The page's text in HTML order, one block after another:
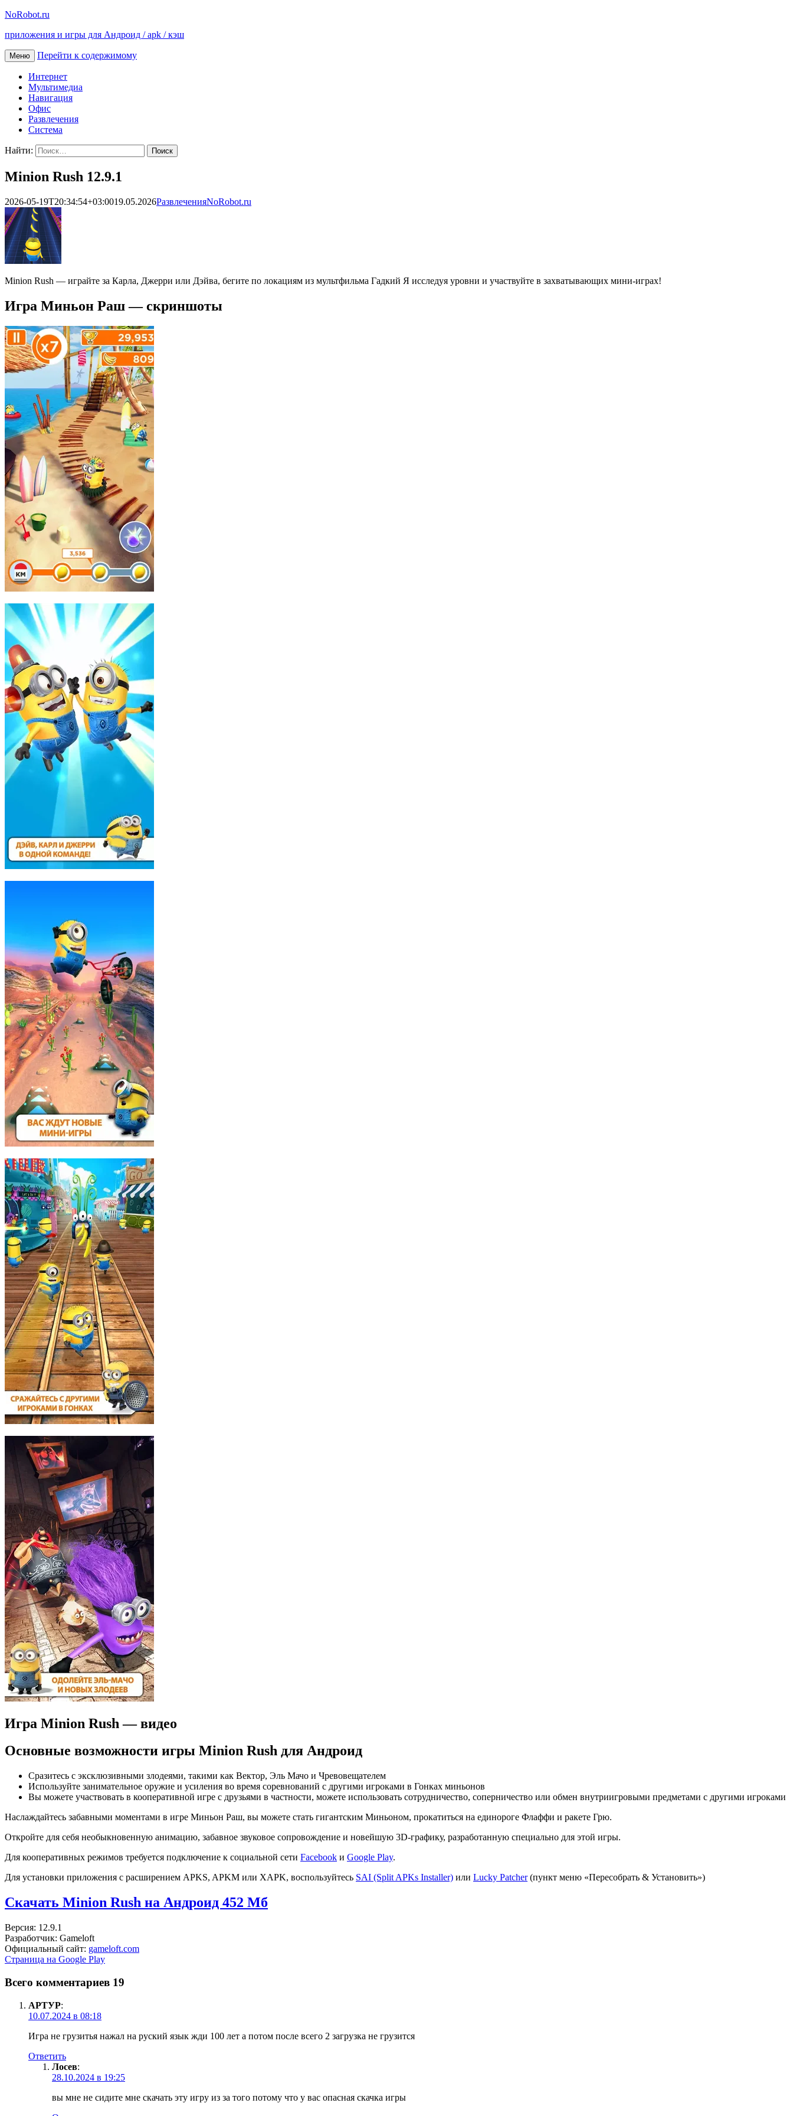
NoRobot.ru
приложения и игры для Андроид / apk / кэш
Меню Перейти к содержимому
Интернет
Мультимедиа
Навигация
Офис
Развлечения
Система
Найти:
Minion Rush 12.9.1
2026-05-19T20:34:54+03:0019.05.2026РазвлеченияNoRobot.ru
Minion Rush — играйте за Карла, Джерри или Дэйва, бегите по локациям из мультфильма Гадкий Я исследуя уровни и участвуйте в захватывающих мини-играх!
Игра Миньон Раш — скриншоты
Игра Minion Rush — видео
Основные возможности игры Minion Rush для Андроид
Сразитесь с эксклюзивными злодеями, такими как Вектор, Эль Мачо и Чревовещателем
Используйте занимательное оружие и усиления во время соревнований с другими игроками в Гонках миньонов
Вы можете участвовать в кооперативной игре с друзьями в частности, можете использовать сотрудничество, соперничество или обмен внутриигровыми предметами с другими игроками
Наслаждайтесь забавными моментами в игре Миньон Раш, вы можете стать гигантским Миньоном, прокатиться на единороге Флаффи и ракете Грю.
Откройте для себя необыкновенную анимацию, забавное звуковое сопровождение и новейшую 3D-графику, разработанную специально для этой игры.
Для кооперативных режимов требуется подключение к социальной сети Facebook и Google Play.
Для установки приложения с расширением APKS, APKM или XAPK, воспользуйтесь SAI (Split APKs Installer) или Lucky Patcher(пункт меню «Пересобрать & Установить»)
Скачать Minion Rush на Андроид 452 Мб
Версия: 12.9.1
Разработчик: Gameloft
Официальный сайт: gameloft.com
Страница на Google Play
Всего комментариев 19
АРТУР:
10.07.2024 в 08:18
Игра не грузитья нажал на руский язык жди 100 лет а потом после всего 2 загрузка не грузится
Ответить
Лосев:
28.10.2024 в 19:25
вы мне не сидите мне скачать эту игру из за того потому что у вас опасная скачка игры